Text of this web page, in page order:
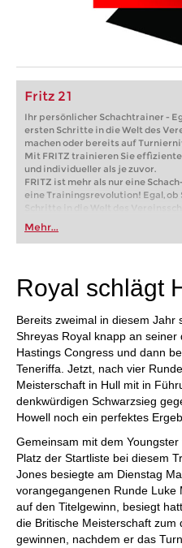
Fritz 21
Ihr persönlicher Schachtrainer -
ersten Schritte in die Welt des
machen oder bereits auf
Mit FRITZ trainieren Sie
und individueller als je zuvor.
FRITZ ist mehr als nur eine
eine Trainingsrevolution! Egal, ob
Schritte in die Welt des
oder bereits auf Turnierniveau
FRITZ trainieren Sie effizienter,
individueller als je zuvor.
Mehr...
Royal schlägt
Bereits zweimal in diesem Jahr
Shreyas Royal knapp an
Hastings Congress und dann
Teneriffa. Jetzt, nach vier
Meisterschaft in Hull mit in
denkwürdigen Schwarzsieg
Howell noch ein perfektes
Gemeinsam mit dem
Platz der Startliste bei diesem
Jones besiegte am Dienstag
vorangegangenen Runde Luke
auf den Titelgewinn, besiegt
die Britische Meisterschaft
gewinnen, nachdem er das